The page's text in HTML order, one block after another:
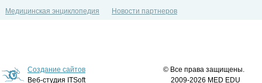
Медицинская энциклопедия
Новости партнеров
Создание сайтов
Веб-студия ITSoft
© Все права защищены.
2009-2026 MED EDU